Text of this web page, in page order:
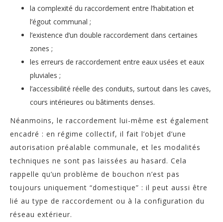
la complexité du raccordement entre l’habitation et
l’égout communal ;
l’existence d’un double raccordement dans certaines
zones ;
les erreurs de raccordement entre eaux usées et eaux
pluviales ;
l’accessibilité réelle des conduits, surtout dans les caves,
cours intérieures ou bâtiments denses.
Néanmoins, le raccordement lui-même est également
encadré : en régime collectif, il fait l’objet d’une
autorisation préalable communale, et les modalités
techniques ne sont pas laissées au hasard. Cela
rappelle qu’un problème de bouchon n’est pas
toujours uniquement “domestique” : il peut aussi être
lié au type de raccordement ou à la configuration du
réseau extérieur.